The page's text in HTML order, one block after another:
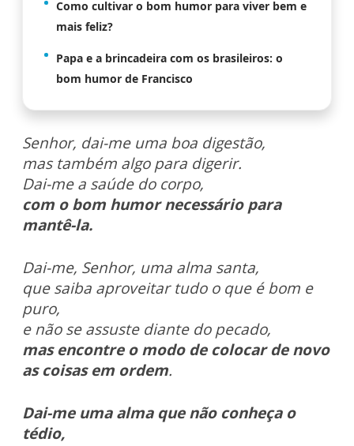
Como cultivar o bom humor para viver bem e
mais feliz?
Papa e a brincadeira com os brasileiros: o
bom humor de Francisco
Senhor, dai-me uma boa digestão,
mas também algo para digerir.
Dai-me a saúde do corpo,
com o bom humor necessário para
mantê-la.
Dai-me, Senhor, uma alma santa,
que saiba aproveitar tudo o que é bom e
puro,
e não se assuste diante do pecado,
mas encontre o modo de colocar de novo
as coisas em ordem.
Dai-me uma alma que não conheça o
tédio,